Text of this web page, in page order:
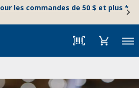
les commandes de 50 $ et plus *
Menu